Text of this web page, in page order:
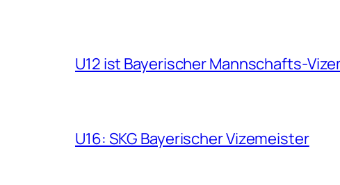
U12 ist Bayerischer Mannschafts-
U16: SKG Bayerischer Vizemeister